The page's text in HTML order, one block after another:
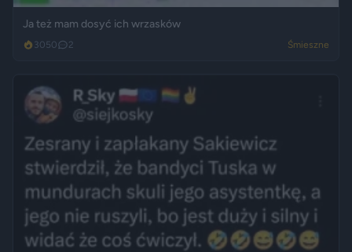
Ja też mam dosyć ich wrzasków
3050 2 Śmieszne